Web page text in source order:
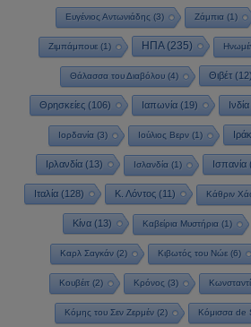
Ευγένιος Αντωνιάδης (3) Ζάμπια (1)
Ζιμπάμπουε(1) ΗΠΑ(235)
Θάλασσα του Διαβόλου(4) Θιβέτ(12)
Θρησκείες(106) Ιαπωνία(19) Ινδία
Ιορδανία (3) Ιούλιος Βερν (1) Ιράκ
Ιρλανδία(13) Ισλανδία(1) Ισπανία
Ιταλία(128) Κ. Λόντος(11) Κάθριν
Κίνα(13) Καβείρια Μυστήρια(1)
Καρλ Σαγκάν (2) Κιβωτός του Νώε (6)
Κουβέιτ(2) Κρόνος (3)
Κόμης του Σεν Ζερμέν(2) Κόμισσα de